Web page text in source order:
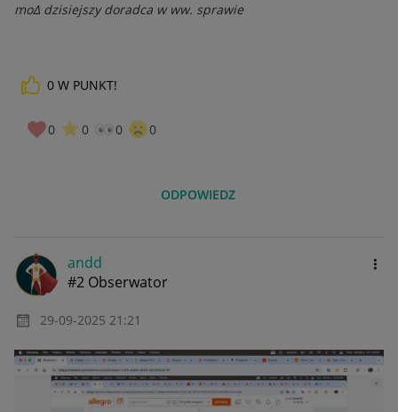
mo∆ dzisiejszy doradca w ww. sprawie
0 W PUNKT!
0 0 0 0
ODPOWIEDZ
andd
#2 Obserwator
‎29-09-2025 21:21